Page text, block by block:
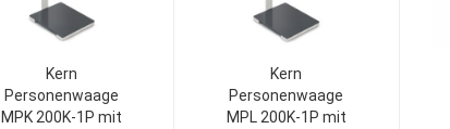
Kern
Personenwaage
MPK 200K-1P mit
Kern
Personenwaage
MPL 200K-1P mit